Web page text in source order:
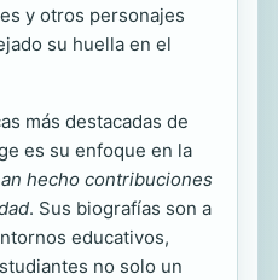
y otros personajes
su huella en el
más destacadas de
es su enfoque en la
hecho contribuciones
. Sus biografías son a
educativos,
no solo un